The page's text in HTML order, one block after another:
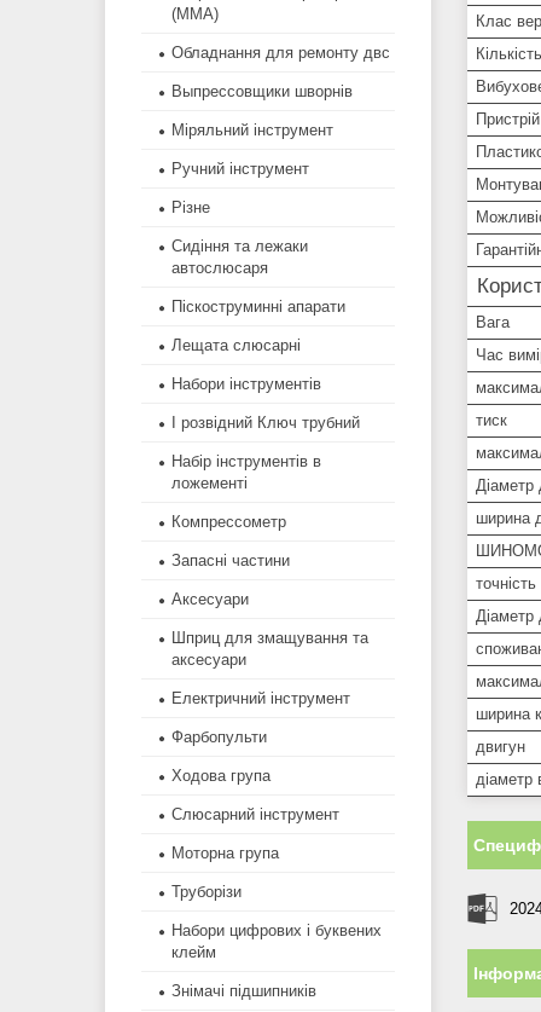
Клас
Вага
Час
тиск
Діаметр
ширина
Діаметр
ширина
двигун
діаметр
(MMA)
Обладнання для ремонту двс
Выпрессовщики шворнів
Міряльний інструмент
Ручний інструмент
Різне
Сидіння та лежаки
автослюсаря
Піскоструминні апарати
Лещата слюсарні
Набори інструментів
І розвідний Ключ трубний
Набір інструментів в
ложементі
Компрессометр
Запасні частини
Аксесуари
Шприц для змащування та
аксесуари
Електричний інструмент
Фарбопульти
Ходова група
Слюсарний інструмент
Моторна група
Труборізи
Набори цифрових і буквених
клейм
Знімачі підшипників